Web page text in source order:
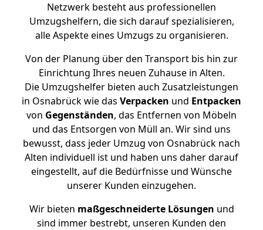
Netzwerk besteht aus professionellen
Umzugshelfern, die sich darauf spezialisieren,
alle Aspekte eines Umzugs zu organisieren.
Von der Planung über den Transport bis hin zur
Einrichtung Ihres neuen Zuhause in Alten.
Die Umzugshelfer bieten auch Zusatzleistungen
in Osnabrück wie das Verpacken und Entpacken
von Gegenständen, das Entfernen von Möbeln
und das Entsorgen von Müll an. Wir sind uns
bewusst, dass jeder Umzug von Osnabrück nach
Alten individuell ist und haben uns daher darauf
eingestellt, auf die Bedürfnisse und Wünsche
unserer Kunden einzugehen.
Wir bieten maßgeschneiderte Lösungen und
sind immer bestrebt, unseren Kunden den